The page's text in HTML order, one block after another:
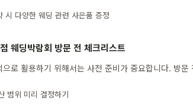
시 다양한 웨딩 관련 사은품 증정
웨딩박람회 방문 전 체크리스트
로 활용하기 위해서는 사전 준비가 중요합니다. 방
범위 미리 결정하기